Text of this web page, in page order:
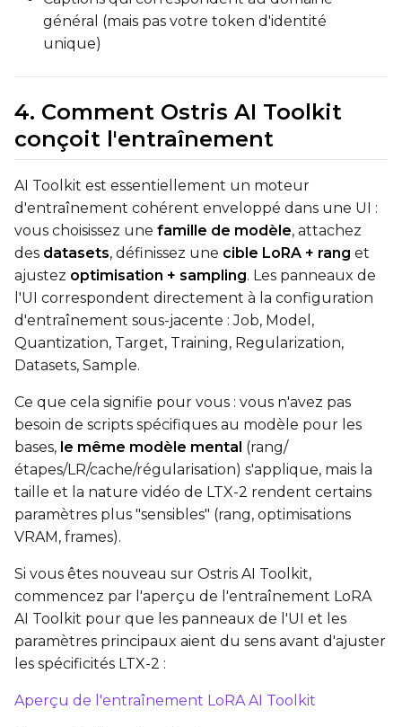
Width
Height
Seed
Prompt
Height
général (mais pas votre token d'identité
unique)
4. Comment Ostris AI Toolkit
conçoit l'entraînement
AI Toolkit est essentiellement un moteur
d'entraînement cohérent enveloppé dans une UI :
vous choisissez une famille de modèle, attachez
des datasets, définissez une cible LoRA + rang et
ajustez optimisation + sampling. Les panneaux de
l'UI correspondent directement à la configuration
d'entraînement sous-jacente : Job, Model,
Quantization, Target, Training, Regularization,
Datasets, Sample.
Ce que cela signifie pour vous : vous n'avez pas
besoin de scripts spécifiques au modèle pour les
bases, le même modèle mental (rang/
étapes/LR/cache/régularisation) s'applique, mais la
taille et la nature vidéo de LTX-2 rendent certains
paramètres plus "sensibles" (rang, optimisations
VRAM, frames).
Si vous êtes nouveau sur Ostris AI Toolkit,
commencez par l'aperçu de l'entraînement LoRA
AI Toolkit pour que les panneaux de l'UI et les
paramètres principaux aient du sens avant d'ajuster
les spécificités LTX-2 :
Aperçu de l'entraînement LoRA AI Toolkit